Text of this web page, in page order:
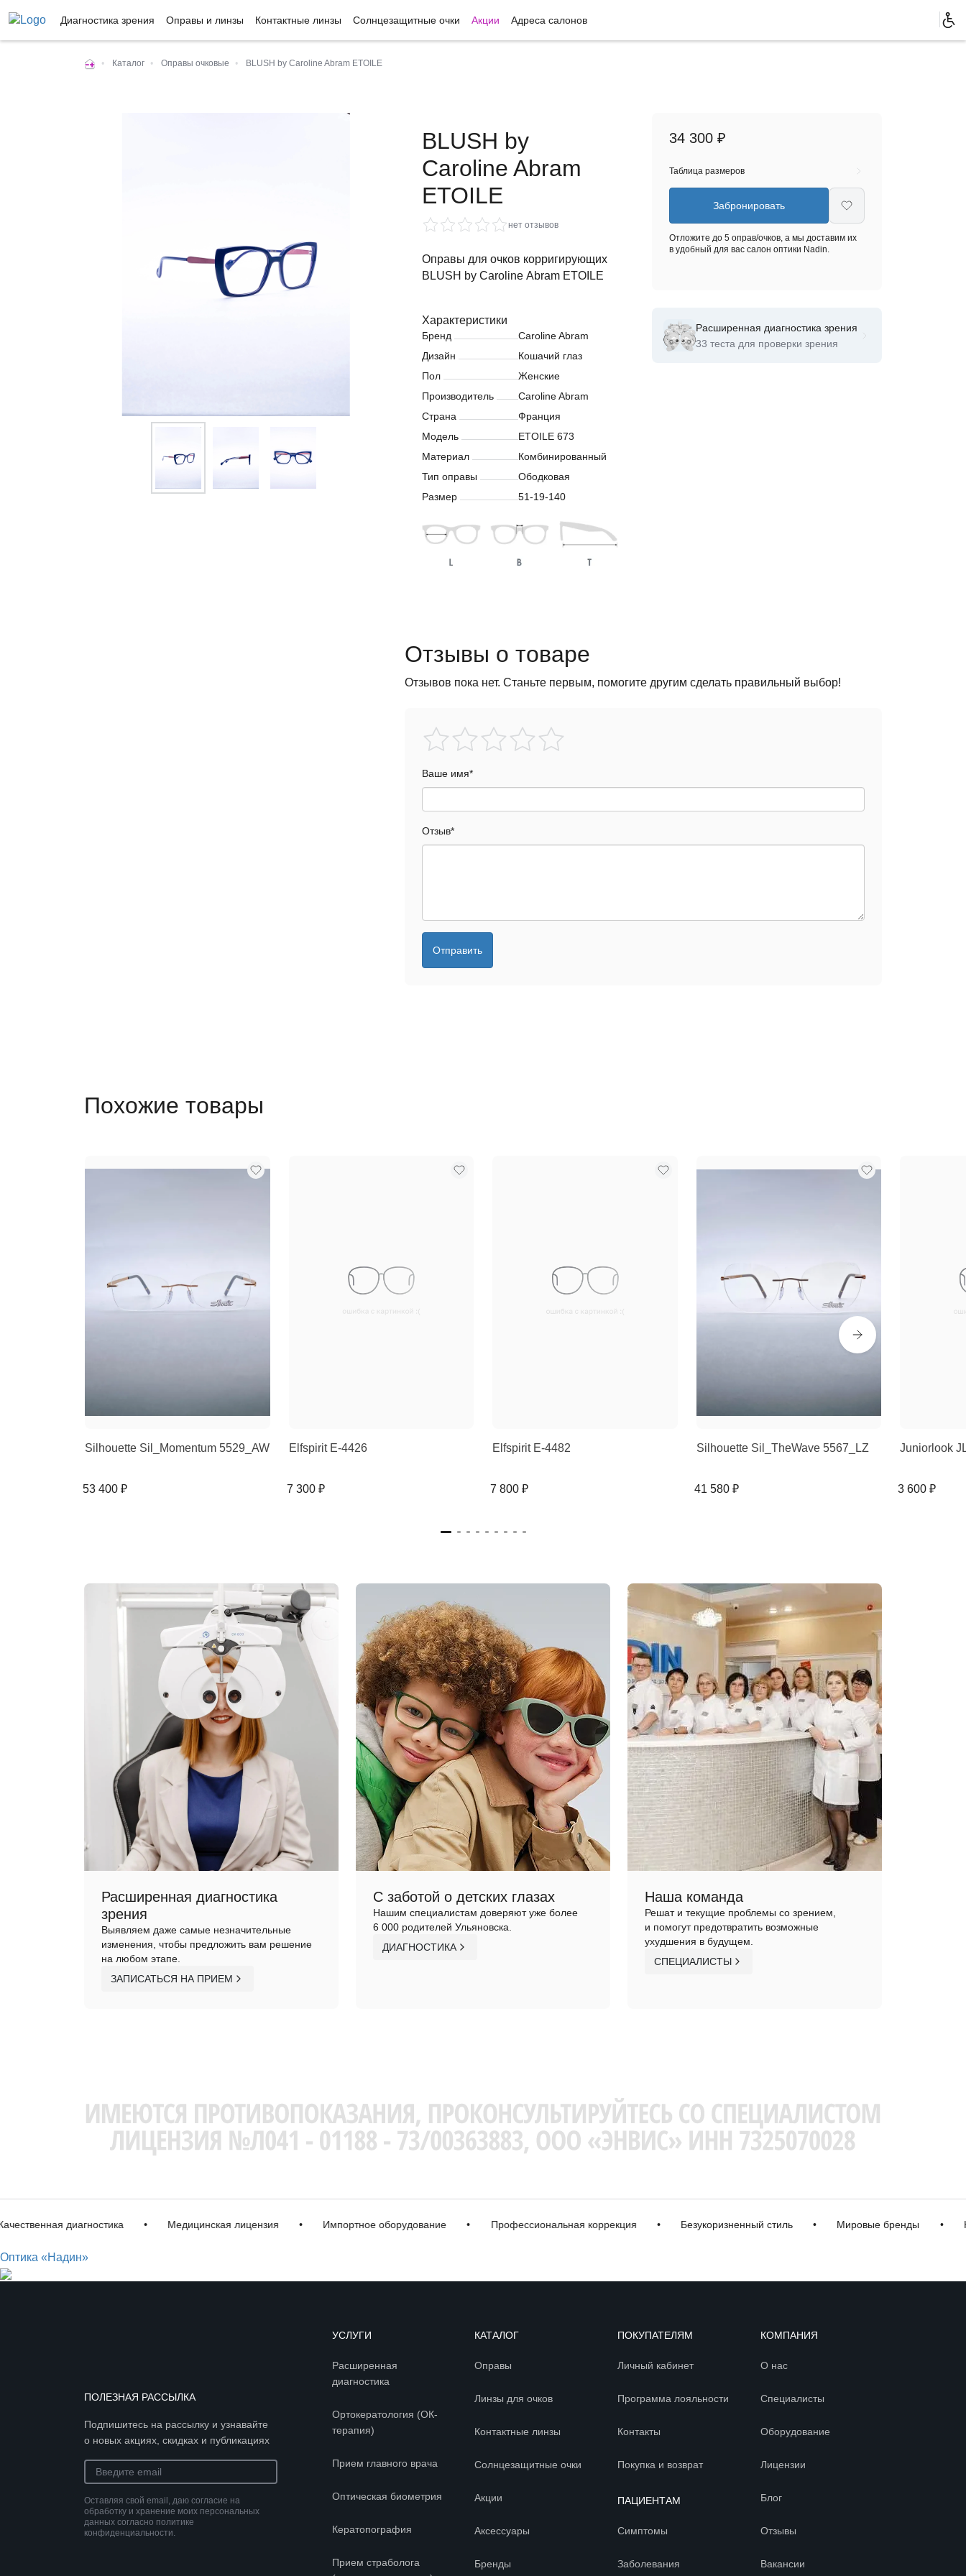
Диагностика зрения Оправы и линзы Контактные линзы Солнцезащитные очки Акции Адреса салонов
• Каталог • Оправы очковые • BLUSH by Caroline Abram ETOILE
BLUSH by
Caroline Abram
ETOILE
нет отзывов
Оправы для очков корригирующих
BLUSH by Caroline Abram ETOILE
Характеристики
Бренд
Caroline Abram
Дизайн
Кошачий глаз
Пол
Женские
Производитель
Caroline Abram
Страна
Франция
Модель
ETOILE 673
Материал
Комбинированный
Тип оправы
Ободковая
Размер
51-19-140
34 300 ₽
Таблица размеров
Забронировать
Отложите до 5 оправ/очков, а мы доставим их
в удобный для вас салон оптики Nadin.
Расширенная диагностика зрения
33 теста для проверки зрения
Отзывы о товаре
Отзывов пока нет. Станьте первым, помогите другим сделать правильный выбор!
Ваше имя*
Отзыв*
Отправить
Похожие товары
Silhouette Sil_Momentum 5529_AW
53 400 ₽
Elfspirit E-4426
7 300 ₽
Elfspirit E-4482
7 800 ₽
Silhouette Sil_TheWave 5567_LZ
41 580 ₽
Juniorlook
3 600 ₽
Расширенная диагностика
зрения
Выявляем даже самые незначительные
изменения, чтобы предложить вам решение
на любом этапе.
ЗАПИСАТЬСЯ НА ПРИЕМ
С заботой о детских глазах
Нашим специалистам доверяют уже более
6 000 родителей Ульяновска.
ДИАГНОСТИКА
Наша команда
Решат и текущие проблемы со зрением,
и помогут предотвратить возможные
ухудшения в будущем.
СПЕЦИАЛИСТЫ
диагностика • Медицинская лицензия • Импортное оборудование • Профессиональная коррекция • Безукоризненный стиль • Мировые бренды •
Оптика «Надин»
ПОЛЕЗНАЯ РАССЫЛКА
Подпишитесь на рассылку и узнавайте
о новых акциях, скидках и публикациях
Оставляя свой email, даю согласие на
обработку и хранение моих персональных
данных согласно политике
конфиденциальности.
УСЛУГИ
Расширенная
диагностика
Ортокератология (ОК-
терапия)
Прием главного врача
Оптическая биометрия
Кератопография
Прием страболога
КАТАЛОГ
Оправы
Линзы для очков
Контактные линзы
Солнцезащитные очки
Акции
Аксессуары
Бренды
ПОКУПАТЕЛЯМ
Личный кабинет
Программа лояльности
Контакты
Покупка и возврат
ПАЦИЕНТАМ
Симптомы
Заболевания
КОМПАНИЯ
О нас
Специалисты
Оборудование
Лицензии
Блог
Отзывы
Вакансии